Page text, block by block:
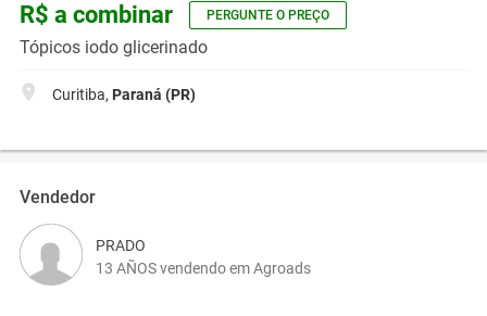
R$ a combinar PERGUNTE O PREÇO
Tópicos iodo glicerinado
Curitiba, Paraná (PR)
Vendedor
PRADO
13 AÑOS vendendo em Agroads